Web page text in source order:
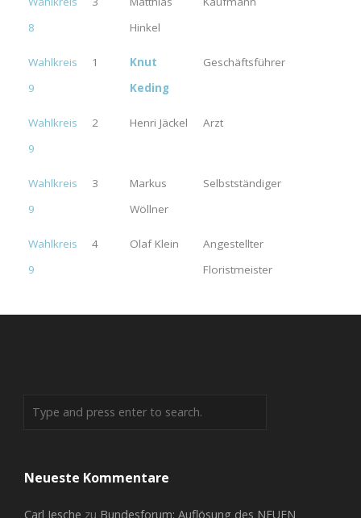
8
Hinkel
Wahlkreis
9
1
Knut
Keding
Geschäftsführer
Wahlkreis
9
2 Henri Jäckel Arzt
Wahlkreis
9
3
Markus
Wöllner
Selbstständiger
Wahlkreis
9
4 Olaf Klein
Angestellter
Floristmeister
Neueste Kommentare
Carl Jesche zu Bundesforum: Auflösung des NEUEN